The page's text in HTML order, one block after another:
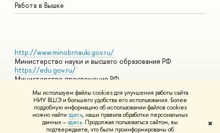
Мы используем файлы cookies для улучшения работы сайта
НИУ ВШЭ и большего удобства его использования. Более
подробную информацию об использовании файлов cookies
можно найти здесь, наши правила обработки персональных
данных –здесь. Продолжая пользоваться сайтом, вы
подтверждаете, что были проинформированы об
✖
Работа в Вышке
http://www.minobrnauki.gov.ru/
Министерство науки и высшего образования РФ
https://edu.gov.ru/
Министерство просвещения РФ
https://elearning.hse.ru/mooc
Массовые открытые онлайн-курсы
© НИУ ВШЭ 1993–2026 Адреса и контактыУсловия